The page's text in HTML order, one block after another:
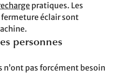
pratiques. Les
fermeture éclair sont
personnes
n’ont pas forcément besoin